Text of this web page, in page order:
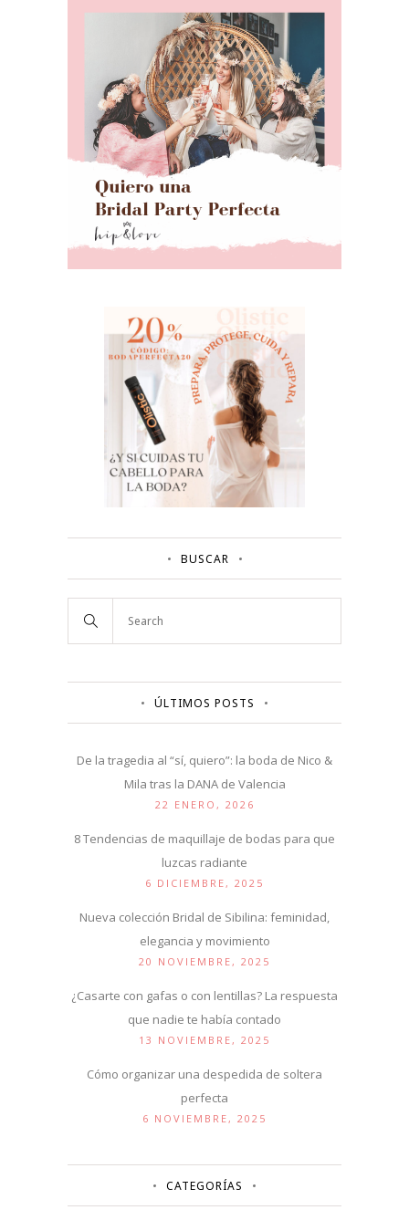
BUSCAR
ÚLTIMOS POSTS
De la tragedia al “sí, quiero”: la boda de Nico &
Mila tras la DANA de Valencia
22 ENERO, 2026
8 Tendencias de maquillaje de bodas para que
luzcas radiante
6 DICIEMBRE, 2025
Nueva colección Bridal de Sibilina: feminidad,
elegancia y movimiento
20 NOVIEMBRE, 2025
¿Casarte con gafas o con lentillas? La respuesta
que nadie te había contado
13 NOVIEMBRE, 2025
Cómo organizar una despedida de soltera
perfecta
6 NOVIEMBRE, 2025
CATEGORÍAS